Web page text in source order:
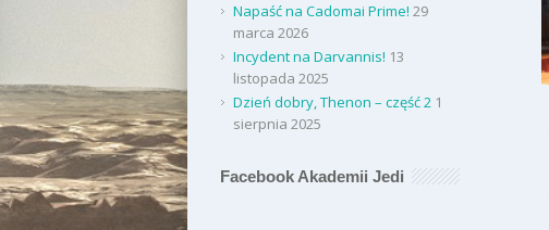
Napaść na Cadomai Prime! 29
marca 2026
Incydent na Darvannis! 13
listopada 2025
Dzień dobry, Thenon – część 2 1
sierpnia 2025
Facebook Akademii Jedi